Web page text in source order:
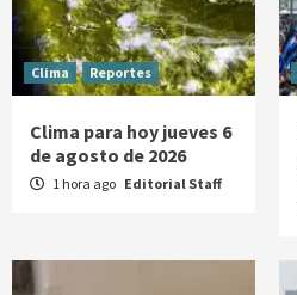
Clima Reportes
Clima para hoy jueves 6
de agosto de 2026
1 hora ago Editorial Staff